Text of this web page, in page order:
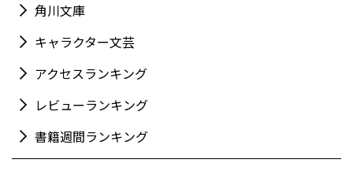
角川文庫
キャラクター文芸
アクセスランキング
レビューランキング
書籍週間ランキング